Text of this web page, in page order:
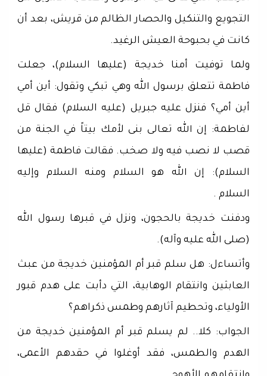
التجويع والتنكيل والحصار الظالم من قريش، بعد أن
كانت في بحبوحة العيش الرغيد.
ولما توفيت أمنا خديجة (عليها السلام)، جعلت
فاطمة تتعلق برسول الله وهي تبكي وتقول: أين أمي
أين أمي؟ فنزل عليه جبريل (عليه السلام) فقال قل
لفاطمة: إن الله تعالى بنى لأمك بيتاً في الجنة من
قصب لا نصب فيه ولا صخب. فقالت فاطمة (عليها
السلام): إن الله هو السلام ومنه السلام وإليه
السلام .
ودفنت خديجة بالحجون، ونزل في قبرها رسول الله
(صلى الله عليه وآله).
وأتساءل: هل سلم قبر أم المؤمنين خديجة من عبث
العابثين وانتقام الوهابية، التي دأبت على هدم قبور
الأولياء، وتحطيم آثارهم وطمس ذكراهم؟
الجواب: كلا.. لم يسلم قبر أم المؤمنين خديجة من
الهدم والطمس، فقد أوغلوا في حقدهم الأعمى،